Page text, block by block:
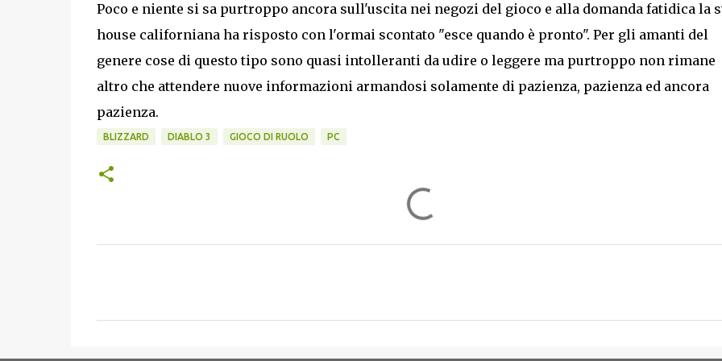
Poco e niente si sa purtroppo ancora sull'uscita nei negozi del gioco e alla domanda fatidica la
house californiana ha risposto con l'ormai scontato "esce quando è pronto". Per gli amanti del
genere cose di questo tipo sono quasi intolleranti da udire o leggere ma purtroppo non rimane
altro che attendere nuove informazioni armandosi solamente di pazienza, pazienza ed ancora
pazienza.
BLIZZARD DIABLO 3 GIOCO DI RUOLO PC